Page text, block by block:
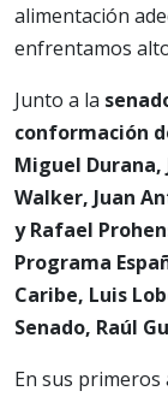
alimentación
enfrentamos
Junto a la
conformación
Miguel Durana,
Walker, Juan
y Rafael
Programa
Caribe, Luis
Senado, Raúl
En sus